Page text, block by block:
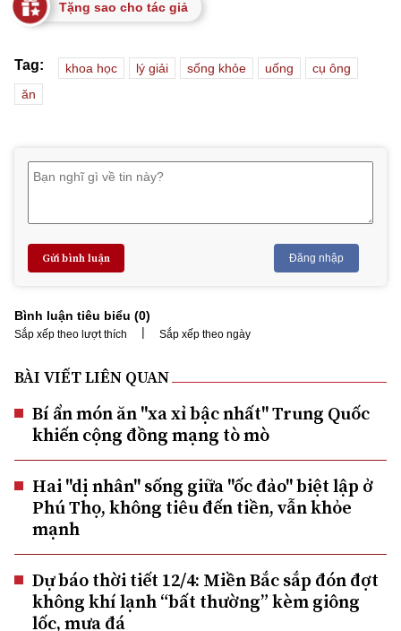
Tặng sao cho tác giả
Tag: khoa học lý giải sống khỏe uống
cụ ông
ăn
Gửi bình luận Đăng nhập
Bình luận tiêu biểu (0)
Sắp xếp theo lượt thích | Sắp xếp theo ngày
BÀI VIẾT LIÊN QUAN
Bí ẩn món ăn "xa xỉ bậc nhất" Trung Quốc
khiến cộng đồng mạng tò mò
Hai "dị nhân" sống giữa "ốc đảo" biệt lập ở
Phú Thọ, không tiêu đến tiền, vẫn khỏe
mạnh
Dự báo thời tiết 12/4: Miền Bắc sắp đón đợt
không khí lạnh “bất thường” kèm giông
lốc, mưa đá